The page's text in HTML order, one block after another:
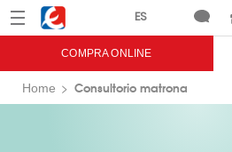
Menú Eroski
COMPRA ONLINE
Home Consultorio matrona